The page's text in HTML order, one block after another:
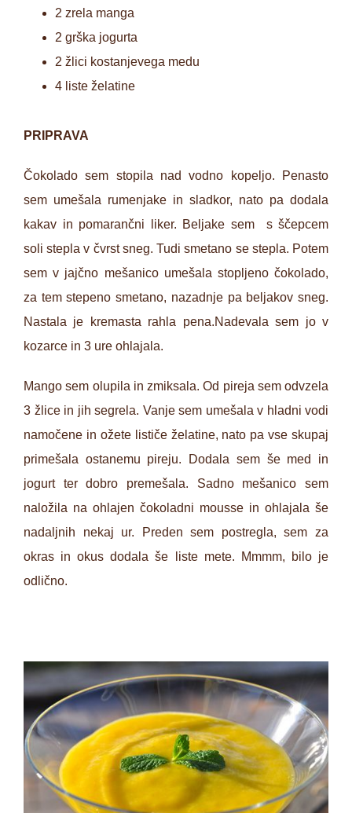
2 zrela manga
2 grška jogurta
2 žlici kostanjevega medu
4 liste želatine
PRIPRAVA
Čokolado sem stopila nad vodno kopeljo. Penasto
sem umešala rumenjake in sladkor, nato pa dodala
kakav in pomarančni liker. Beljake sem s ščepcem
soli stepla v čvrst sneg. Tudi smetano se stepla. Potem
sem v jajčno mešanico umešala stopljeno čokolado,
za tem stepeno smetano, nazadnje pa beljakov sneg.
Nastala je kremasta rahla pena.Nadevala sem jo v
kozarce in 3 ure ohlajala.
Mango sem olupila in zmiksala. Od pireja sem odvzela
3 žlice in jih segrela. Vanje sem umešala v hladni vodi
namočene in ožete lističe želatine, nato pa vse skupaj
primešala ostanemu pireju. Dodala sem še med in
jogurt ter dobro premešala. Sadno mešanico sem
naložila na ohlajen čokoladni mousse in ohlajala še
nadaljnih nekaj ur. Preden sem postregla, sem za
okras in okus dodala še liste mete. Mmmm, bilo je
odlično.